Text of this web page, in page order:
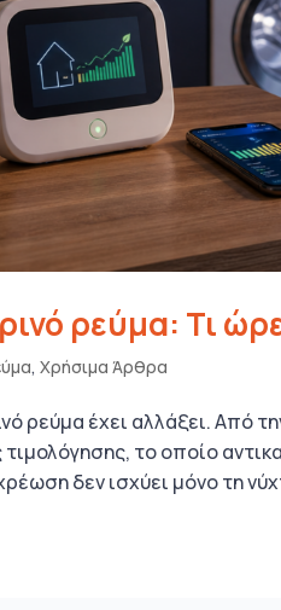
ρεύμα: Τι
,Χρήσιμα Άρθρα
ρεύμα έχει αλλάξει. Από
το οποίο
δεν ισχύει μόνο τη